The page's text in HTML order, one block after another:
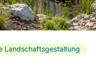
Landschaftsgestaltung